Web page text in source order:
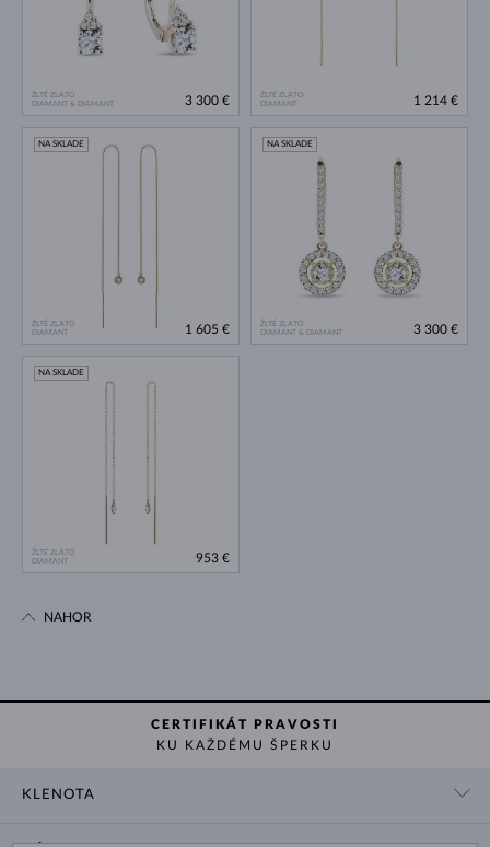
ŽLTÉ ZLATO
DIAMANT & DIAMANT
3 300 €
ŽLTÉ ZLATO
DIAMANT
1 214 €
ŽLTÉ ZLATO
DIAMANT
NA SKLADE
1 605 €
ŽLTÉ ZLATO
DIAMANT & DIAMANT
NA SKLADE
3 300 €
ŽLTÉ ZLATO
DIAMANT
NA SKLADE
953 €
NAHOR
CERTIFIKÁT PRAVOSTI
KU KAŽDÉMU ŠPERKU
KLENOTA